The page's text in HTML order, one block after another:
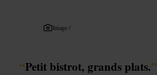
Image /
“Petit bistrot, grands plats.”